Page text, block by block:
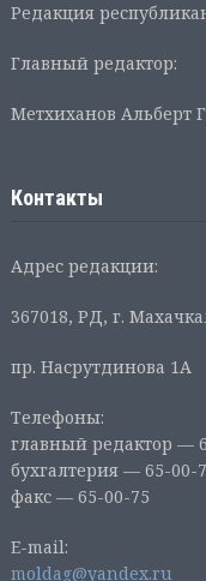
Редакция
Главный редактор:
Метхиханов Альберт
Контакты
Адрес редакции:
367018, РД, г.
пр. Насрутдинова 1А
Телефоны:
главный редактор —
бухгалтерия — 65-00-
факс — 65-00-75
E-mail:
moldag@yandex.ru